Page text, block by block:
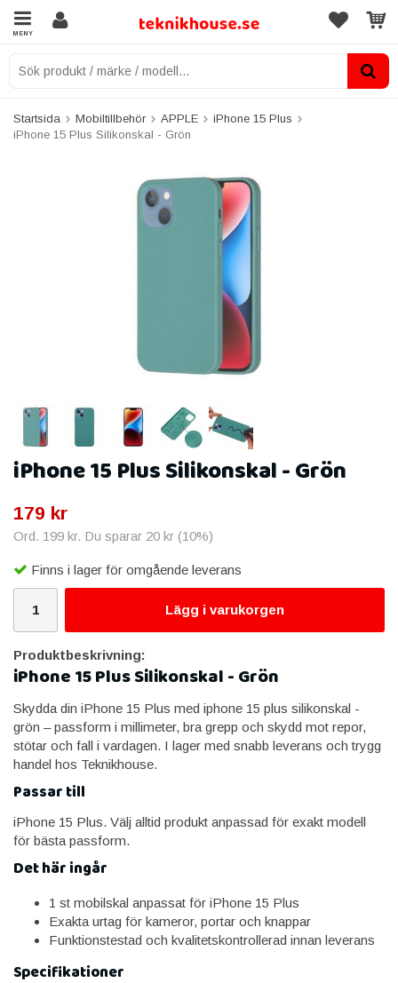
MENY
Startsida Mobiltillbehör APPLE
iPhone 15 Plus
iPhone 15 Plus Silikonskal - Grön
iPhone 15 Plus Silikonskal - Grön
179 kr
Ord. 199 kr. Du sparar 20 kr (10%)
Finns i lager för omgående leverans
Lägg i varukorgen
Produktbeskrivning:
iPhone 15 Plus Silikonskal - Grön
Skydda din iPhone 15 Plus med iphone 15 plus silikonskal -
grön – passform i millimeter, bra grepp och skydd mot repor,
stötar och fall i vardagen. I lager med snabb leverans och trygg
handel hos Teknikhouse.
Passar till
iPhone 15 Plus. Välj alltid produkt anpassad för exakt modell
för bästa passform.
Det här ingår
1 st mobilskal anpassat för iPhone 15 Plus
Exakta urtag för kameror, portar och knappar
Funktionstestad och kvalitetskontrollerad innan leverans
Specifikationer